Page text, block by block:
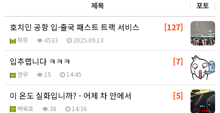
제목 포토
[127]
호치민 공항 입·출국 패스트 트랙 서비스
하루 4533 2025.09.13
[7]
입추랩니다 ㅋㅋㅋ
연우 15 14:45
[5]
이 온도 실화입니까? - 어제 차 안에서
백육호 38 14:36